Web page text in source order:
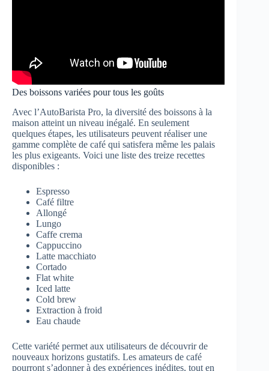
Des boissons variées pour tous les goûts
Avec l’AutoBarista Pro, la diversité des boissons à la
maison atteint un niveau inégalé. En seulement
quelques étapes, les utilisateurs peuvent réaliser une
gamme complète de café qui satisfera même les palais
les plus exigeants. Voici une liste des treize recettes
disponibles :
Espresso
Café filtre
Allongé
Lungo
Caffe crema
Cappuccino
Latte macchiato
Cortado
Flat white
Iced latte
Cold brew
Extraction à froid
Eau chaude
Cette variété permet aux utilisateurs de découvrir de
nouveaux horizons gustatifs. Les amateurs de café
pourront s’adonner à des expériences inédites, tout en